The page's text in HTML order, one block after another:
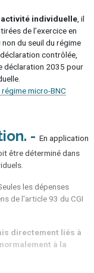
activité individuelle, il
de l’exercice en
du seuil du régime
contrôlée,
déclaration 2035 pour
micro-BNC
En application
être déterminé dans
les dépenses
de l'article 93 du CGI
directement liés à
à la